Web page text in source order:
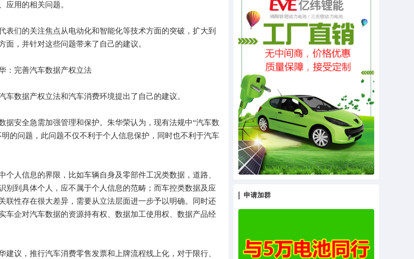
应用的相关问题。
们的关注焦点从电动化和智能化等技术方面的突破，扩大到
面，并针对这些问题带来了自己的建议。
完善汽车数据产权立法
数据产权立法和汽车消费环境提出了自己的建议。
安全急需加强管理和保护。朱华荣认为，现有法规中“汽车数
的问题，此问题不仅不利于个人信息保护，同时也不利于汽车
人信息的界限，比如车辆自身及零部件工况类数据，道路、
别到具体个人，应不属于个人信息的范畴；而车控类数据及应
联性存在很大差异，需要从立法层面进一步予以明确。同时还
车企对汽车数据的资源持有权、数据加工使用权、数据产品经
议，推行汽车消费零售发票和上牌流程线上化，对于限行、
申请加群